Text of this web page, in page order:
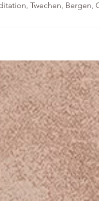
Twechen, Bergen,